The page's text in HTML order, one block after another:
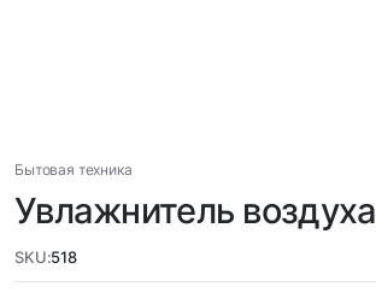
Бытовая техника
Увлажнитель воздуха
SKU:518